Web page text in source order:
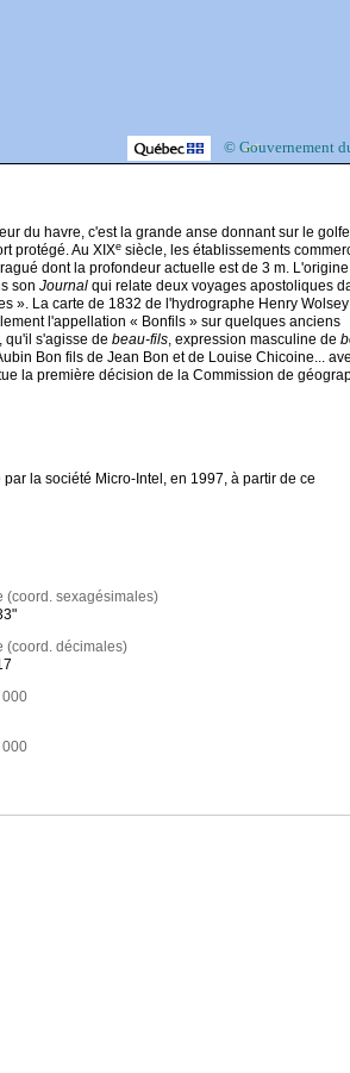
© Gouvernement
du havre, c'est la grande anse donnant sur le
protégé. Au XIXe siècle, les établissements
dont la profondeur actuelle est de 3 m.
son Journal qui relate deux voyages apostoliques
». La carte de 1832 de l'hydrographe Henry Wolsey
l'appellation « Bonfils » sur quelques anciens
qu'il s'agisse de beau-fils, expression masculine de
Bon fils de Jean Bon et de Louise Chicoine...
la première décision de la Commission de
la société Micro-Intel, en 1997, à partir de ce
sexagésimales)
décimales)
000
000